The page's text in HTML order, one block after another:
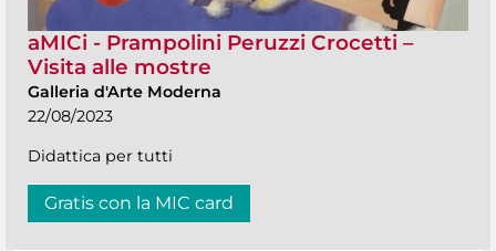
aMICi - Prampolini Peruzzi Crocetti –
Visita alle mostre
Galleria d'Arte Moderna
22/08/2023
Didattica per tutti
Gratis con la MIC card